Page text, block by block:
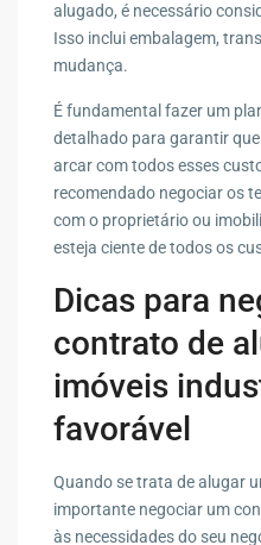
alugado, é necessário
Isso inclui embalagem,
mudança.
É fundamental fazer um
detalhado para garantir
arcar com todos esses
recomendado negociar os
com o proprietário ou
esteja ciente de todos os
Dicas para
contrato de
imóveis
favorável
Quando se trata de alugar
importante negociar um
às necessidades do seu